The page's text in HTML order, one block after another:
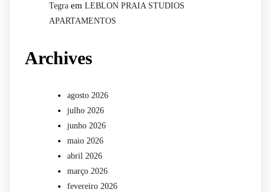
Tegra em LEBLON PRAIA STUDIOS
APARTAMENTOS
Archives
agosto 2026
julho 2026
junho 2026
maio 2026
abril 2026
março 2026
fevereiro 2026